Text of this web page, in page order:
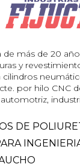
de más de 20
y
por hilo CNC
DE